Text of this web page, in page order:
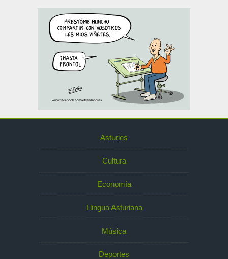
Asturies
Cultura
Economía
Llingua Asturiana
Música
Deportes